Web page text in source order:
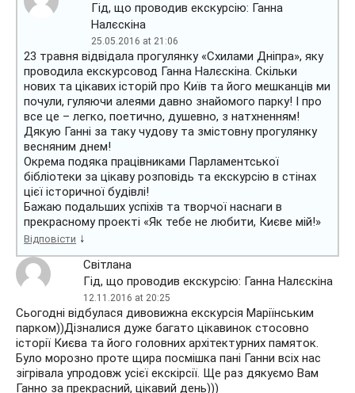
Гід, що проводив екскурсію: Ганна
Налєскіна
25.05.2016 at 21:06
23 травня відвідала прогулянку «Схилами Дніпра», яку
проводила екскурсовод Ганна Налєскіна. Скільки
нових та цікавих історій про Київ та його мешканців ми
почули, гуляючи алеями давно знайомого парку! І про
все це – легко, поетично, душевно, з натхненням!
Дякую Ганні за таку чудову та змістовну прогулянку
весняним днем!
Окрема подяка працівниками Парламентської
бібліотеки за цікаву розповідь та екскурсію в стінах
цієї історичної будівлі!
Бажаю подальших успіхів та творчої наснаги в
прекрасному проекті «Як тебе не любити, Києве мій!»
Відповісти ↓
Світлана
Гід, що проводив екскурсію: Ганна Налєскіна
12.11.2016 at 20:25
Сьогодні відбулася дивовижна екскурсія Маріїнським
парком))Дізналися дуже багато цікавинок стосовно
історії Києва та його головних архітектурних памяток.
Було морозно проте щира посмішка пані Ганни всіх нас
зігрівала упродовж усієї екскірсії. Ще раз дякуємо Вам
Ганно за прекрасний, цікавий день)))